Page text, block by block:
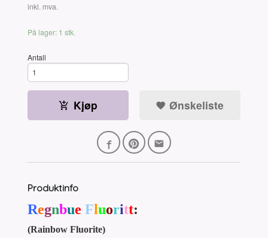
inkl. mva.
På lager: 1 stk.
Antall
Kjøp Ønskeliste
Produktinfo
Regnbue Fluoritt:
(Rainbow Fluorite)